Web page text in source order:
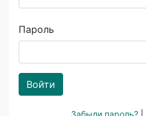
Пароль
Войти
Забыли пароль?